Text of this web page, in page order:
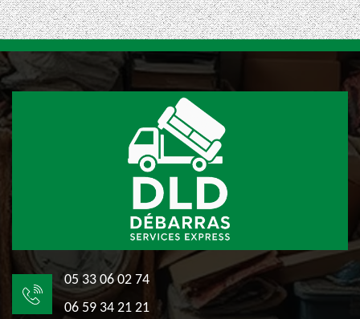
05 33 06 02 74
06 59 34 21 21